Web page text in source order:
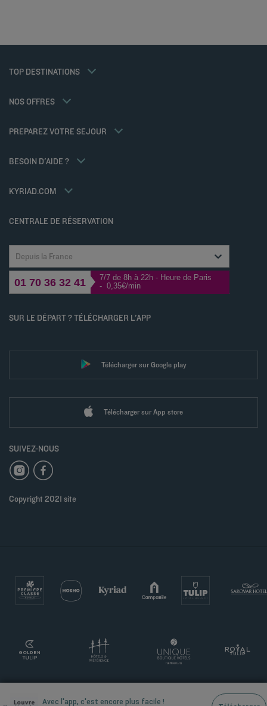
TOP DESTINATIONS
NOS OFFRES
Tarif membre
PREPAREZ VOTRE SEJOUR
Réunions et événements
BESOIN D'AIDE ?
KYRIAD.COM
Politique des données personnelles
Conditions générales d'utilisation Flavours Instant Benefit
Politiques de taxes
Louvre Hotels Group
Déclaration d'accessibilité
CENTRALE DE RÉSERVATION
Depuis la France
01 70 36 32 41
7/7 de 8h à 22h - Heure de Paris
- 0,35€/min
SUR LE DÉPART ? TÉLÉCHARGER L'APP
Télécharger sur Google play
Télécharger sur App store
SUIVEZ-NOUS
Copyright 2021 site
Avec l'app, c'est encore plus facile !